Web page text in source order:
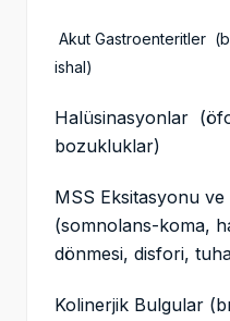
Akut Gastroenteritler
ishal)
Halüsinasyonlar
bozukluklar)
MSS Eksitasyonu
(somnolans-koma,
dönmesi, disfori,
Kolinerjik Bulgular